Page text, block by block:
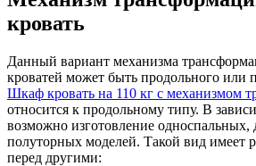
кровать
Данный вариант механизма
кроватей может быть продольного или
Шкаф кровать на 110 кг с механизмом
относится к продольному типу. В
возможно изготовление односпальных,
полуторных моделей. Такой вид имеет
перед другими: